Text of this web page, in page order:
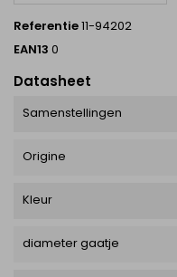
Referentie11-94202
EAN13 0
Datasheet
Samenstellingen
Origine
Kleur
diameter gaatje